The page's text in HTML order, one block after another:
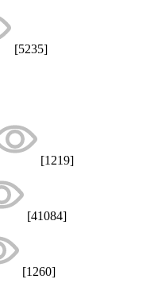
[5235]
[1219]
[41084]
[1260]